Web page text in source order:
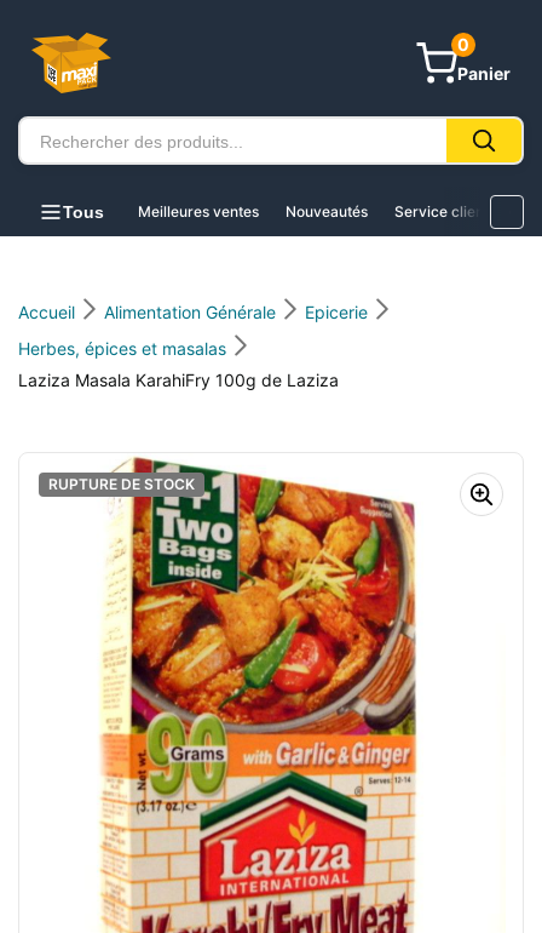
contenu
0
Panier
Tous Meilleures ventes Nouveautés Service client
Accueil Alimentation Générale
Epicerie
Herbes, épices et masalas
Laziza Masala KarahiFry 100g de Laziza
RUPTURE DE STOCK